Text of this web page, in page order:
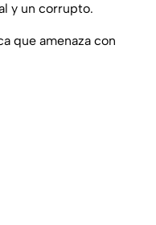
y un corrupto.
que amenaza con